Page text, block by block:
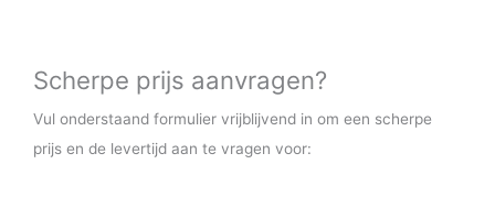
Scherpe prijs aanvragen?
Vul onderstaand formulier vrijblijvend in om een scherpe
prijs en de levertijd aan te vragen voor: